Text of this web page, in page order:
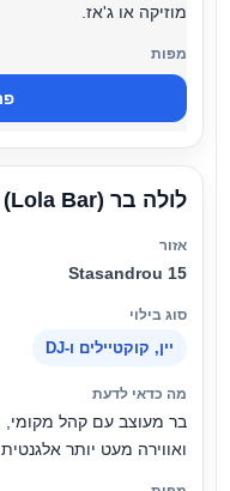
מוזיקה או ג'אז.
לולה בר (Lola Bar)
Stasandrou 15
יין, קוקטיילים ו-DJ
בר מעוצב עם קהל מקומי,
ואווירה מעט יותר אלגנטית.